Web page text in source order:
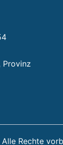
Provinz
Rechte